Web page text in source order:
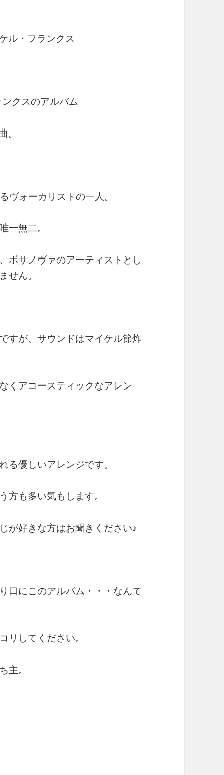
・フランクス
クスのアルバム
。
ヴォーカリストの一人。
一無二。
ボサノヴァのアーティストとし
せん。
すが、サウンドはマイケル節炸
くアコースティックなアレン
る優しいアレンジです。
方も多い気もします。
が好きな方はお聞きください♪
口にこのアルバム・・・なんて
リしてください。
主。